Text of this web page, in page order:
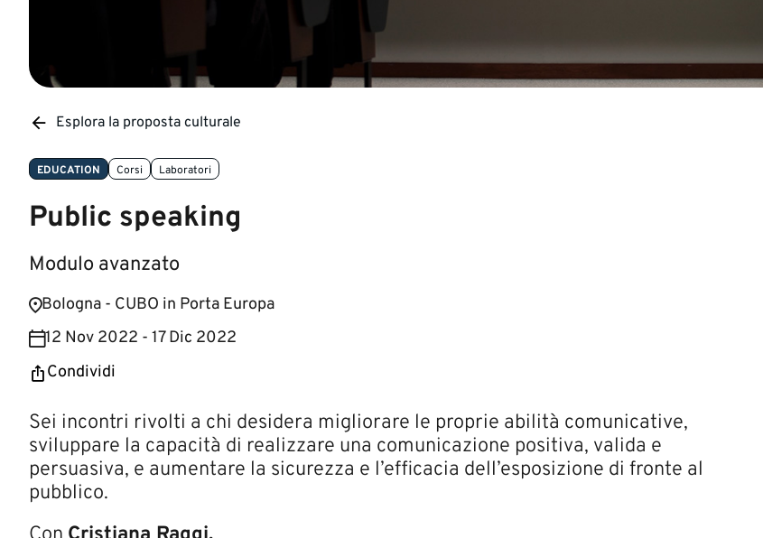
Esplora la proposta culturale
EDUCATION Corsi Laboratori
Public speaking
Modulo avanzato
Bologna - CUBO in Porta Europa
12 Nov 2022 - 17 Dic 2022
Condividi
Sei incontri rivolti a chi desidera migliorare le proprie abilità comunicative,
sviluppare la capacità di realizzare una comunicazione positiva, valida e
persuasiva, e aumentare la sicurezza e l’efficacia dell’esposizione di fronte al
pubblico.